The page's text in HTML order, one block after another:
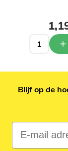
Blijf op de
E-mail adres